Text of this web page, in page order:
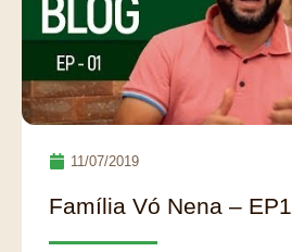
11/07/2019
Família Vó Nena – EP1